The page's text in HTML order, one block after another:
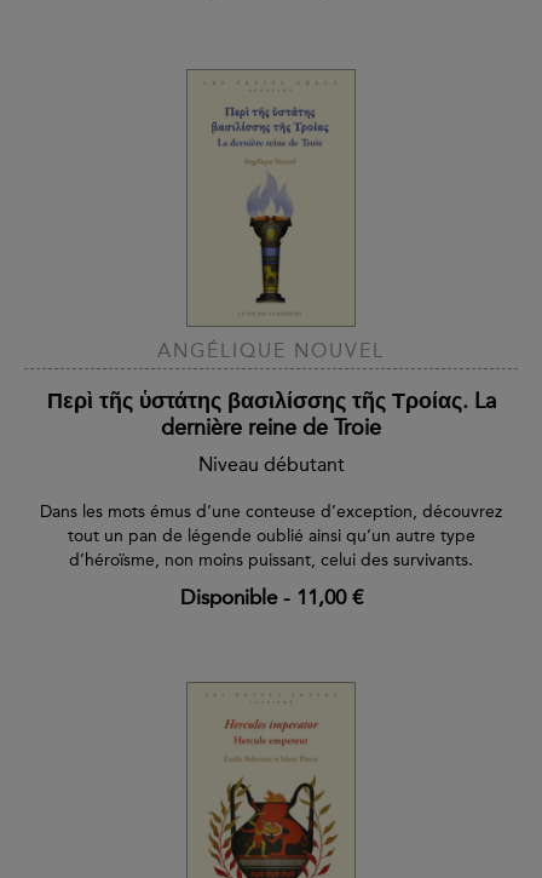
ANGÉLIQUE NOUVEL
Περὶ τῆς ὑστάτης βασιλίσσης τῆς Τροίας. La
dernière reine de Troie
Niveau débutant
Dans les mots émus d’une conteuse d’exception, découvrez
tout un pan de légende oublié ainsi qu’un autre type
d’héroïsme, non moins puissant, celui des survivants.
Disponible- 11,00 €